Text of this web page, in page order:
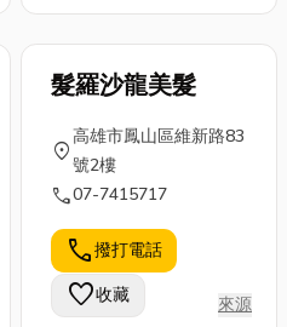
問題！ ...
有何區別？這
些...
髮羅沙龍美髮
location_on
高雄市鳳山區維新路83
號2樓
call07-7415717
call撥打電話
favorite收藏 來源